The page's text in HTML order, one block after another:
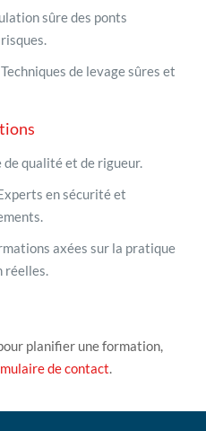
sûre des ponts
Techniques de levage sûres et
de qualité et de rigueur.
en sécurité et
axées sur la pratique
réelles.
planifier une formation,
de contact.